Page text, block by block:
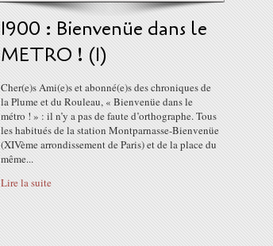
1900 : Bienvenüe dans le
METRO ! (1)
Cher(e)s Ami(e)s et abonné(e)s des chroniques de
la Plume et du Rouleau, « Bienvenüe dans le
métro ! » : il n’y a pas de faute d’orthographe. Tous
les habitués de la station Montparnasse-Bienvenüe
(XIVème arrondissement de Paris) et de la place du
même...
Lire la suite